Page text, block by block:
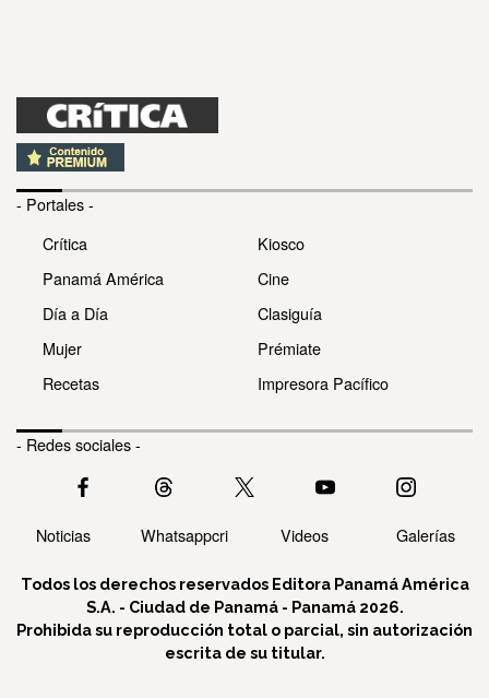
- Portales -
Crítica
Panamá América
Día a Día
Mujer
Recetas
Kiosco
Cine
Clasiguía
Prémiate
Impresora Pacífico
- Redes sociales -
Noticias Whatsappcri Videos Galerías
Todos los derechos reservados Editora Panamá América
S.A. - Ciudad de Panamá - Panamá 2026.
Prohibida su reproducción total o parcial, sin autorización
escrita de su titular.